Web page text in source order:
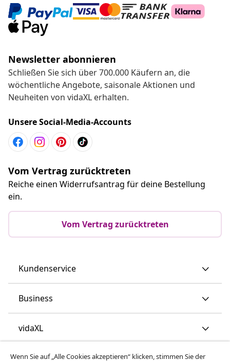
Newsletter abonnieren
Schließen Sie sich über 700.000 Käufern an, die
wöchentliche Angebote, saisonale Aktionen und
Neuheiten von vidaXL erhalten.
Unsere Social-Media-Accounts
Vom Vertrag zurücktreten
Reiche einen Widerrufsantrag für deine Bestellung
ein.
Vom Vertrag zurücktreten
Kundenservice
Business
vidaXL
Mehr entdecken
Wenn Sie auf „Alle Cookies akzeptieren“ klicken, stimmen Sie der